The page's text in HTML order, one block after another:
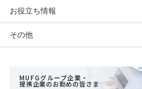
お役立ち情報
その他
MUFGグループ企業・
提携企業のお勤めの皆さま